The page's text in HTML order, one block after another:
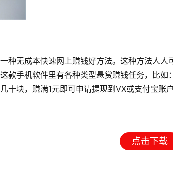
种无成本快速网上赚钱好方法。这种方法人人
款手机软件里有各种类型悬赏赚钱任务，比如
块，赚满1元即可申请提现到VX或支付宝账户
点击下载